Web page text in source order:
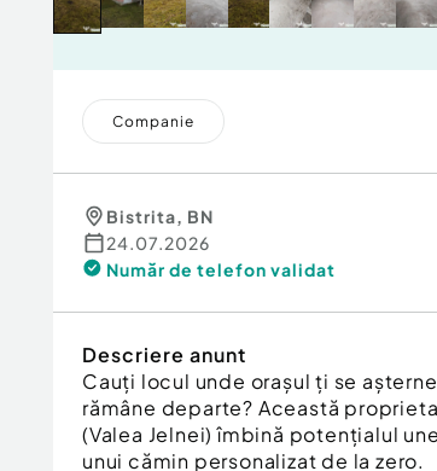
Companie
Bistrita, BN
24.07.2026
Număr de telefon validat
Descriere anunt
Cauți locul unde orașul ți se
rămâne departe? Această
(Valea Jelnei) îmbină potențialul
unui cămin personalizat de la zero.